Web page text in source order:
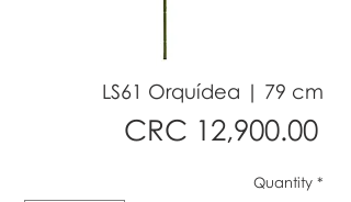
LS61 Orquídea | 79 cm
CRC 12,900.00
Quantity *